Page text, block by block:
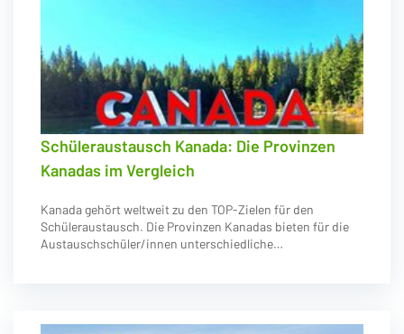
Schüleraustausch Kanada: Die Provinzen
Kanadas im Vergleich
Kanada gehört weltweit zu den TOP-Zielen für den
Schüleraustausch. Die Provinzen Kanadas bieten für die
Austauschschüler/innen unterschiedliche…